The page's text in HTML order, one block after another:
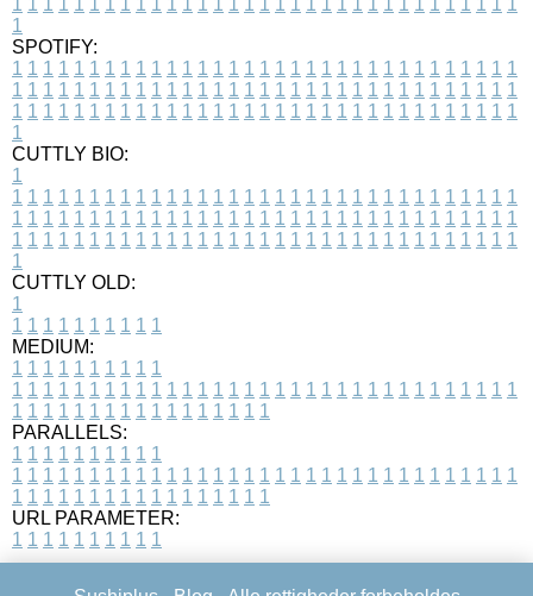
1
SPOTIFY:
1 1 1 1 1 1 1 1 1 1 1 1 1 1 1 1 1 1 1 1 1 1 1 1 1 1 1 1 1 1 1 1 1
1 1 1 1 1 1 1 1 1 1 1 1 1 1 1 1 1 1 1 1 1 1 1 1 1 1 1 1 1 1 1 1 1
1 1 1 1 1 1 1 1 1 1 1 1 1 1 1 1 1 1 1 1 1 1 1 1 1 1 1 1 1 1 1 1 1
1
CUTTLY BIO:
1
1 1 1 1 1 1 1 1 1 1 1 1 1 1 1 1 1 1 1 1 1 1 1 1 1 1 1 1 1 1 1 1 1
1 1 1 1 1 1 1 1 1 1 1 1 1 1 1 1 1 1 1 1 1 1 1 1 1 1 1 1 1 1 1 1 1
1 1 1 1 1 1 1 1 1 1 1 1 1 1 1 1 1 1 1 1 1 1 1 1 1 1 1 1 1 1 1 1 1
1
CUTTLY OLD:
1
1 1 1 1 1 1 1 1 1 1
MEDIUM:
1 1 1 1 1 1 1 1 1 1
1 1 1 1 1 1 1 1 1 1 1 1 1 1 1 1 1 1 1 1 1 1 1 1 1 1 1 1 1 1 1 1 1
1 1 1 1 1 1 1 1 1 1 1 1 1 1 1 1 1
PARALLELS:
1 1 1 1 1 1 1 1 1 1
1 1 1 1 1 1 1 1 1 1 1 1 1 1 1 1 1 1 1 1 1 1 1 1 1 1 1 1 1 1 1 1 1
1 1 1 1 1 1 1 1 1 1 1 1 1 1 1 1 1
URL PARAMETER:
1 1 1 1 1 1 1 1 1 1